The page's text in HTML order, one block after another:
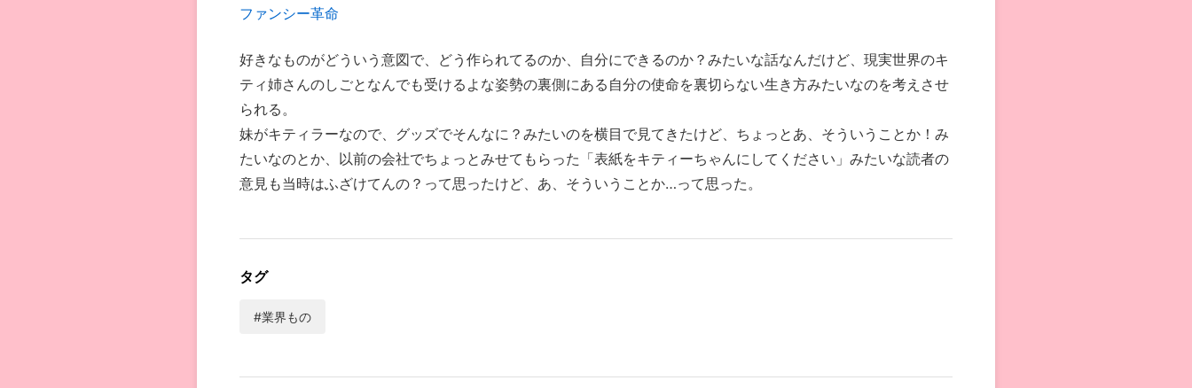
ファンシー革命
好きなものがどういう意図で、どう作られてるのか、自分にできるのか？みたいな話なんだけど、現実世界のキ
ティ姉さんのしごとなんでも受けるよな姿勢の裏側にある自分の使命を裏切らない生き方みたいなのを考えさせ
られる。
妹がキティラーなので、グッズでそんなに？みたいのを横目で見てきたけど、ちょっとあ、そういうことか！み
たいなのとか、以前の会社でちょっとみせてもらった「表紙をキティーちゃんにしてください」みたいな読者の
意見も当時はふざけてんの？って思ったけど、あ、そういうことか…って思った。
タグ
#業界もの